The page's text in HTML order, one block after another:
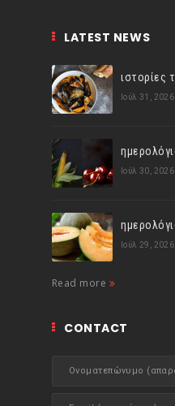
LATEST NEWS
Ιούλ 31, 2026
Ιούλ 30, 2026
Ιούλ 29, 2026
Read more
CONTACT